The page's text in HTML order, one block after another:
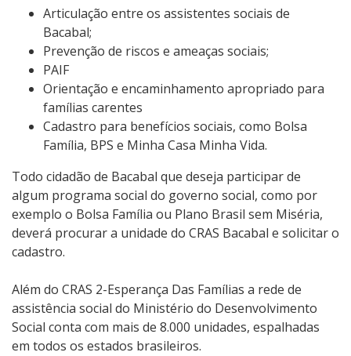
Articulação entre os assistentes sociais de
Bacabal;
Prevenção de riscos e ameaças sociais;
PAIF
Orientação e encaminhamento apropriado para
famílias carentes
Cadastro para benefícios sociais, como Bolsa
Família, BPS e Minha Casa Minha Vida.
Todo cidadão de Bacabal que deseja participar de
algum programa social do governo social, como por
exemplo o Bolsa Família ou Plano Brasil sem Miséria,
deverá procurar a unidade do CRAS Bacabal e solicitar o
cadastro.
Além do CRAS 2-Esperança Das Famílias a rede de
assistência social do Ministério do Desenvolvimento
Social conta com mais de 8.000 unidades, espalhadas
em todos os estados brasileiros.